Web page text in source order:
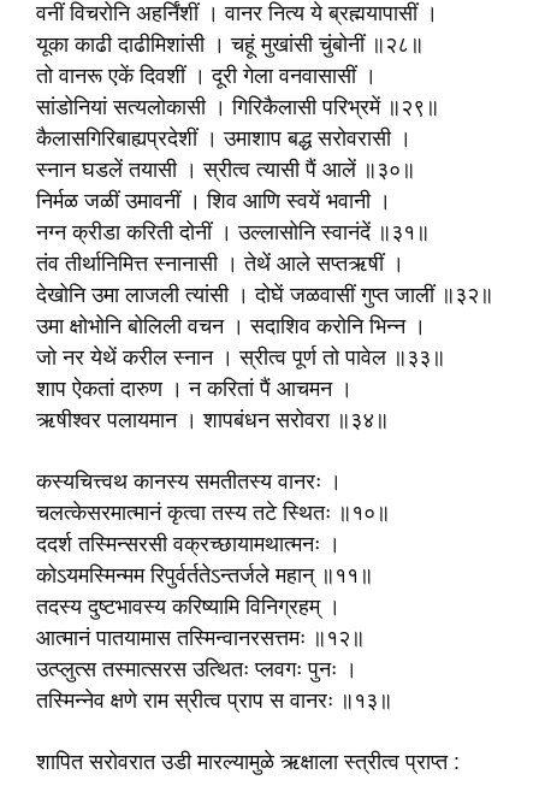
वनीं विचरोनि अहर्निंशीं । वानर नित्य ये ब्रह्मयापासीं ।
यूका काढी दाढीमिशांसी । चहूं मुखांसी चुंबोनीं ॥२८॥
तो वानरू एकें दिवशीं । दूरी गेला वनवासासीं ।
सांडोनियां सत्यलोकासी । गिरिकैलासी परिभ्रमें ॥२९॥
कैलासगिरिबाह्यप्रदेशीं । उमाशाप बद्ध सरोवरासी ।
स्नान घडलें तयासी । स्रीत्व त्यासी पैं आलें ॥३०॥
निर्मळ जळीं उमावनीं । शिव आणि स्वयें भवानी ।
नग्न क्रीडा करिती दोनीं । उल्लासोनि स्वानंदें ॥३१॥
तंव तीर्थानिमित्त स्नानासी । तेथें आले सप्तऋषीं ।
देखोनि उमा लाजली त्यांसी । दोघें जळवासीं गुप्त जालीं ॥३२॥
उमा क्षोभोनि बोलिली वचन । सदाशिव करोनि भिन्न ।
जो नर येथें करील स्नान । स्रीत्व पूर्ण तो पावेल ॥३३॥
शाप ऐकतां दारुण । न करितां पैं आचमन ।
ऋषीश्वर पलायमान । शापबंधन सरोवरा ॥३४॥
कस्यचित्त्वथ कानस्य समतीतस्य वानरः ।
चलत्केसरमात्मानं कृत्वा तस्य तटे स्थितः ॥१०॥
ददर्श तस्मिन्सरसी वक्रच्छायामथात्मनः ।
कोऽयमस्मिन्मम रिपुर्वर्ततेऽन्तर्जले महान् ॥११॥
तदस्य दुष्टभावस्य करिष्यामि विनिग्रहम् ।
आत्मानं पातयामास तस्मिन्वानरसत्तमः ॥१२॥
उत्प्लुत्स तस्मात्सरस उत्थितः प्लवगः पुनः ।
तस्मिन्नेव क्षणे राम स्रीत्व प्राप स वानरः ॥१३॥
शापित सरोवरात उडी मारल्यामुळे ऋक्षाला स्त्रीत्व प्राप्त :